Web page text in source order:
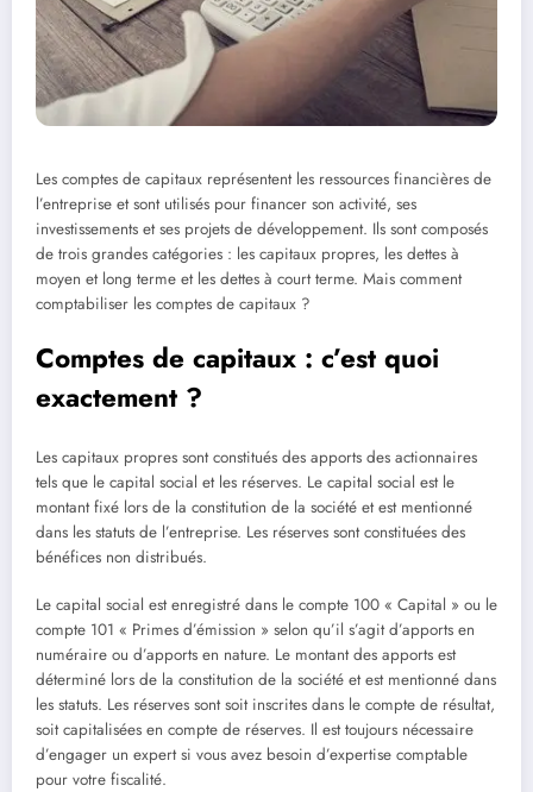
Les comptes de capitaux représentent les ressources financières de
l’entreprise et sont utilisés pour financer son activité, ses
investissements et ses projets de développement. Ils sont composés
de trois grandes catégories : les capitaux propres, les dettes à
moyen et long terme et les dettes à court terme. Mais comment
comptabiliser les comptes de capitaux ?
Comptes de capitaux : c’est quoi
exactement ?
Les capitaux propres sont constitués des apports des actionnaires
tels que le capital social et les réserves. Le capital social est le
montant fixé lors de la constitution de la société et est mentionné
dans les statuts de l’entreprise. Les réserves sont constituées des
bénéfices non distribués.
Le capital social est enregistré dans le compte 100 « Capital » ou le
compte 101 « Primes d’émission » selon qu’il s’agit d’apports en
numéraire ou d’apports en nature. Le montant des apports est
déterminé lors de la constitution de la société et est mentionné dans
les statuts. Les réserves sont soit inscrites dans le compte de résultat,
soit capitalisées en compte de réserves. Il est toujours nécessaire
d’engager un expert si vous avez besoin d’expertise comptable
pour votre fiscalité.